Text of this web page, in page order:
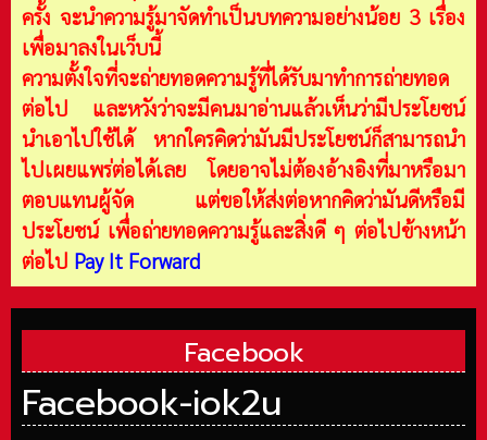
ครั้ง จะนำความรู้มาจัดทำเป็นบทความอย่างน้อย 3 เรื่อง
เพื่อมาลงในเว็บนี้
ความตั้งใจที่จะถ่ายทอดความรู้ที่ได้รับมาทำการถ่ายทอด
ต่อไป และหวังว่าจะมีคนมาอ่านแล้วเห็นว่ามีประโยชน์
นำเอาไปใช้ได้ หากใครคิดว่ามันมีประโยชน์ก็สามารถนำ
ไปเผยแพร่ต่อได้เลย โดยอาจไม่ต้องอ้างอิงที่มาหรือมา
ตอบแทนผู้จัด แต่ขอให้ส่งต่อหากคิดว่ามันดีหรือมี
ประโยชน์ เพื่อถ่ายทอดความรู้และสิ่งดี ๆ ต่อไปข้างหน้า
ต่อไป Pay It Forward
Facebook
Facebook-iok2u